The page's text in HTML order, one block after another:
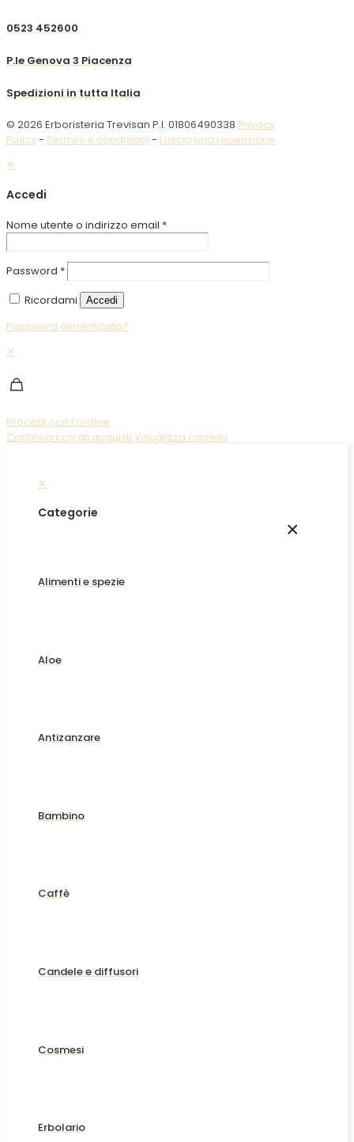
0523 452600
P.le Genova 3 Piacenza
Spedizioni in tutta Italia
© 2026 Erboristeria Trevisan P.I. 01806490338 Privacy
Policy- Termini e condizioni - Lascia una recensione
✕
Accedi
Nome utente o indirizzo email *
Password *
Ricordami
Accedi
Password dimenticata?
✕
Procedi con l'ordine
Continua con gli acquisti Visualizza carrello
✕
×
Categorie
Alimenti e spezie
Aloe
Antizanzare
Bambino
Caffè
Candele e diffusori
Cosmesi
Erbolario